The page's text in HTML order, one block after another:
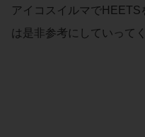
アイコスイルマで
は是非参考にしていって